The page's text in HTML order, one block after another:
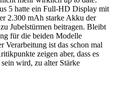
5 hatte ein Full-HD Display mit
2.300 mAh starke Akku der
Jubelstürmen beitragen. Bleibt
für die beiden Modelle
ist das schon mal
zeigen aber, dass es
wird, zu alter Stärke